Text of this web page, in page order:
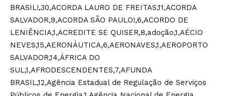
BRASIL!,30,ACORDA LAURO DE FREITAS,11,ACORDA
SALVADOR,9,ACORDA SÃO PAULO!,6,ACORDO DE
LENIÊNCIA,1,ACREDITE SE QUISER,8,adoção,1,AÉCIO
NEVES,15,AERONÁUTICA,6,AERONAVES,1,AEROPORTO
SALVADOR,14,ÁFRICA DO
SUL,1,AFRODESCENDENTES,7,AFUNDA
BRASIL,12,Agência Estadual de Regulação de Serviços